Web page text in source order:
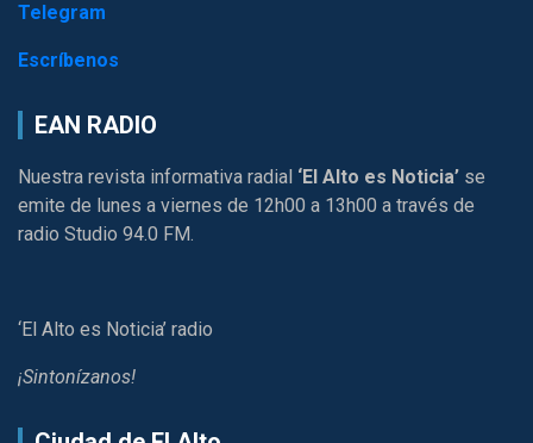
Telegram
Escríbenos
EAN RADIO
Nuestra revista informativa radial ‘El Alto es Noticia’ se
emite de lunes a viernes de 12h00 a 13h00 a través de
radio Studio 94.0 FM.
‘El Alto es Noticia’ radio
¡Sintonízanos!